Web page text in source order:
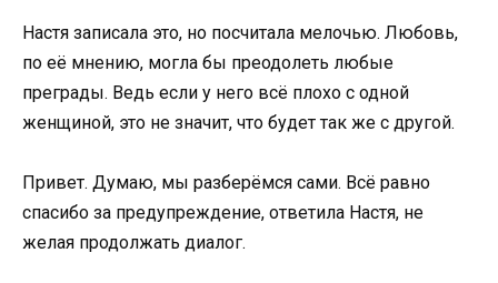
Настя записала это, но посчитала мелочью. Любовь,
по её мнению, могла бы преодолеть любые
преграды. Ведь если у него всё плохо с одной
женщиной, это не значит, что будет так же с другой.
Привет. Думаю, мы разберёмся сами. Всё равно
спасибо за предупреждение, ответила Настя, не
желая продолжать диалог.